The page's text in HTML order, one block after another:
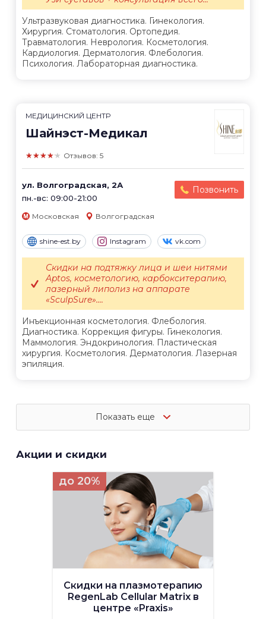
Ультразвуковая диагностика. Гинекология.
Хирургия. Стоматология. Ортопедия.
Травматология. Неврология. Косметология.
Кардиология. Дерматология. Флебология.
Психология. Лабораторная диагностика.
МЕДИЦИНСКИЙ ЦЕНТР
Шайнэст-Медикал
★★★★★ Отзывов: 5
ул. Волгоградская, 2А
пн.-вс: 09:00-21:00
Позвонить
Московская Волгоградская
shine-est.by Instagram vk.com
Инъекционная косметология. Флебология.
Диагностика. Коррекция фигуры. Гинекология.
Маммология. Эндокринология. Пластическая
хирургия. Косметология. Дерматология. Лазерная
эпиляция.
Скидки на подтяжку лица и шеи нитями
Aptos, косметологию, карбокситерапию,
лазерный липолиз на аппарате
«SculpSure»....
Показать еще
Акции и скидки
до 20%
Скидки на плазмотерапию
RegenLab Cellular Matrix в
центре «Praxis»